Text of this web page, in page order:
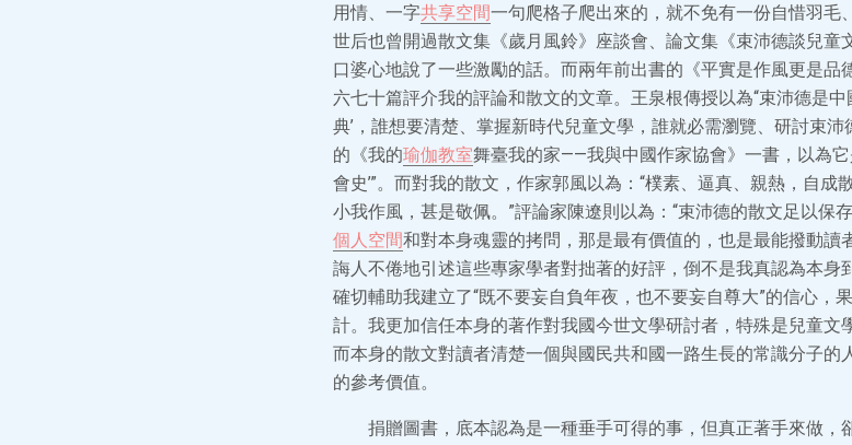
用情、一字共享空間一句爬格子爬出來的，就不免有一份自惜羽毛
世后也曾開過散文集《歲月風鈴》座談會、論文集《束沛德談兒童
口婆心地說了一些激勵的話。而兩年前出書的《平實是作風更是
六七十篇評介我的評論和散文的文章。王泉根傳授以為“束沛德是
典’，誰想要清楚、掌握新時代兒童文學，誰就必需瀏覽、研討束
的《我的瑜伽教室舞臺我的家——我與中國作家協會》一書，以為它
會史’”。而對我的散文，作家郭風以為：“樸素、逼真、親熱，自成
小我作風，甚是敬佩。”評論家陳遼則以為：“束沛德的散文足以保
個人空間和對本身魂靈的拷問，那是最有價值的，也是最能撥動讀
誨人不倦地引述這些專家學者對拙著的好評，倒不是我真認為本身
確切輔助我建立了“既不要妄自負年夜，也不要妄自尊大”的信心，
計。我更加信任本身的著作對我國今世文學研討者，特殊是兒童文
而本身的散文對讀者清楚一個與國民共和國一路生長的常識分子的
的參考價值。
捐贈圖書，底本認為是一種垂手可得的事，但真正著手來做，